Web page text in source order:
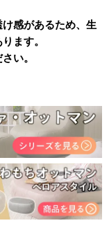
感があるため、生
ます。
い。